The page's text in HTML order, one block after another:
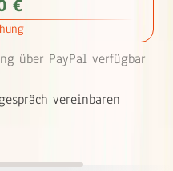
€
über PayPal verfügbar
vereinbaren